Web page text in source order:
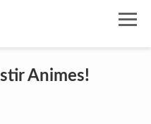
Animes!